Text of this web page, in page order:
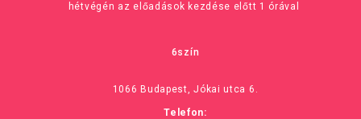
hétvégén az előadások kezdése előtt 1 órával
6szín
1066 Budapest, Jókai utca 6.
Telefon: